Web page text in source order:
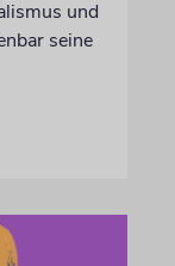
und
seine